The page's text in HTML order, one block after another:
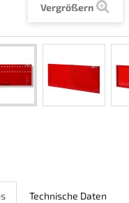
Vergrößern
Technische Daten